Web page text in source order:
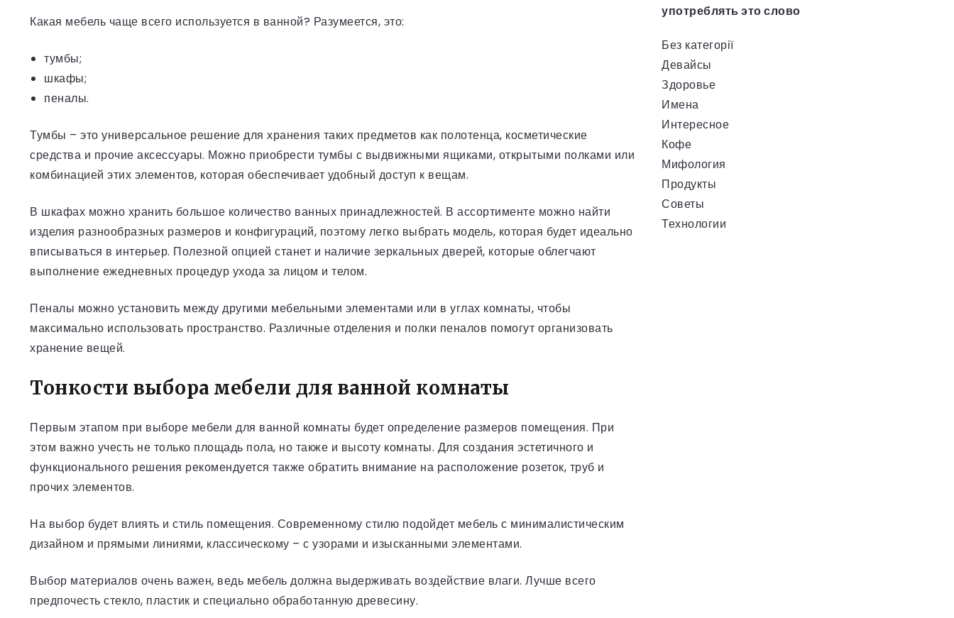
Какая мебель чаще всего используется в ванной? Разумеется, это:
тумбы;
шкафы;
пеналы.
Тумбы – это универсальное решение для хранения таких предметов как полотенца, косметические
средства и прочие аксессуары. Можно приобрести тумбы с выдвижными ящиками, открытыми полками или
комбинацией этих элементов, которая обеспечивает удобный доступ к вещам.
В шкафах можно хранить большое количество ванных принадлежностей. В ассортименте можно найти
изделия разнообразных размеров и конфигураций, поэтому легко выбрать модель, которая будет идеально
вписываться в интерьер. Полезной опцией станет и наличие зеркальных дверей, которые облегчают
выполнение ежедневных процедур ухода за лицом и телом.
Пеналы можно установить между другими мебельными элементами или в углах комнаты, чтобы
максимально использовать пространство. Различные отделения и полки пеналов помогут организовать
хранение вещей.
Тонкости выбора мебели для ванной комнаты
Первым этапом при выборе мебели для ванной комнаты будет определение размеров помещения. При
этом важно учесть не только площадь пола, но также и высоту комнаты. Для создания эстетичного и
функционального решения рекомендуется также обратить внимание на расположение розеток, труб и
прочих элементов.
На выбор будет влиять и стиль помещения. Современному стилю подойдет мебель с минималистическим
дизайном и прямыми линиями, классическому – с узорами и изысканными элементами.
Выбор материалов очень важен, ведь мебель должна выдерживать воздействие влаги. Лучше всего
предпочесть стекло, пластик и специально обработанную древесину.
употреблять это слово
Без категорії
Девайсы
Здоровье
Имена
Интересное
Кофе
Мифология
Продукты
Советы
Технологии